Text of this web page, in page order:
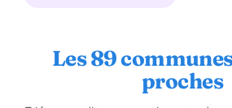
Les 89
proches